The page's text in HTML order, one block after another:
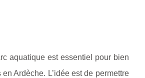
aquatique est essentiel pour bien
Ardèche. L’idée est de permettre